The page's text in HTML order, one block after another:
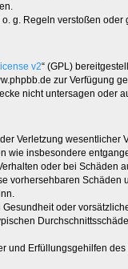
g. Regeln verstoßen
v2“ (GPL)
zur Verfügung
nicht untersagen oder
Verletzung
wie insbesondere
oder bei Schäden
oder
und Erfüllungsgehilfen des